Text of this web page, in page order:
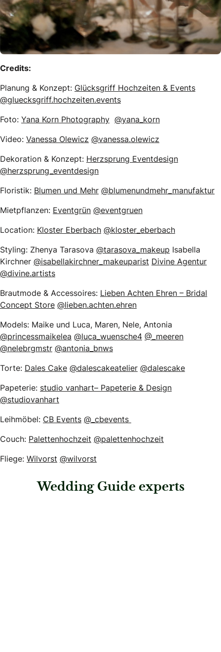
Credits:
Planung & Konzept: Glücksgriff Hochzeiten & Events
@gluecksgriff.hochzeiten.events
Foto: Yana Korn Photography @yana_korn
Video: Vanessa Olewicz @vanessa.olewicz
Dekoration & Konzept: Herzsprung Eventdesign
@herzsprung_eventdesign
Floristik: Blumen und Mehr @blumenundmehr_manufaktur
Mietpflanzen: Eventgrün @eventgruen
Location: Kloster Eberbach @kloster_eberbach
Styling: Zhenya Tarasova @tarasova_makeup Isabella
Kirchner @isabellakirchner_makeuparist Divine Agentur
@divine.artists
Brautmode & Accessoires: Lieben Achten Ehren – Bridal
Concept Store @lieben.achten.ehren
Models: Maike und Luca, Maren, Nele, Antonia
@princessmaikelea @luca_wuensche4 @_meeren
@nelebrgmstr @antonia_bnws
Torte: Dales Cake @dalescakeatelier @dalescake
Papeterie: studio vanhart– Papeterie & Design
@studiovanhart
Leihmöbel: CB Events @_cbevents
Couch: Palettenhochzeit @palettenhochzeit
Fliege: Wilvorst @wilvorst
Wedding Guide experts